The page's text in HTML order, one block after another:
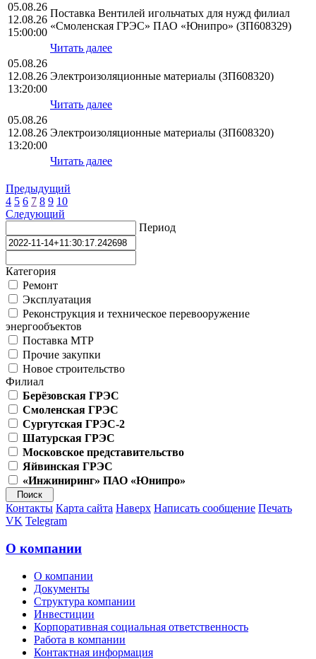
05.08.26
12.08.26
15:00:00
Поставка Вентилей игольчатых для нужд филиал
«Смоленская ГРЭС» ПАО «Юнипро» (ЗП608329)
Читать далее
05.08.26
12.08.26
13:20:00
Электроизоляционные материалы (ЗП608320)
Читать далее
05.08.26
12.08.26
13:20:00
Электроизоляционные материалы (ЗП608320)
Читать далее
Предыдущий
4 5 6 7 8 9 10
Следующий
Период
Категория
Ремонт
Эксплуатация
Реконструкция и техническое перевооружение
энергообъектов
Поставка МТР
Прочие закупки
Новое строительство
Филиал
Берёзовская ГРЭС
Смоленская ГРЭС
Сургутская ГРЭС-2
Шатурская ГРЭС
Московское представительство
Яйвинская ГРЭС
«Инжиниринг» ПАО «Юнипро»
Контакты Карта сайта Наверх Написать сообщение Печать
VK Telegram
О компании
О компании
Документы
Структура компании
Инвестиции
Корпоративная социальная ответственность
Работа в компании
Контактная информация